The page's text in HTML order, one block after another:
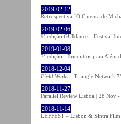
2019-02-12
Retrospectiva "O Cinema de
2019-02-06
9ª edição GUIdance – Festival
2019-01-08
7ª edição - Encontros para Além
2018-12-04
Field Works - Triangle Network
2018-11-27
Parallel Review Lisboa | 28 Nov
2018-11-14
LEFFEST – Lisbon & Sintra Film